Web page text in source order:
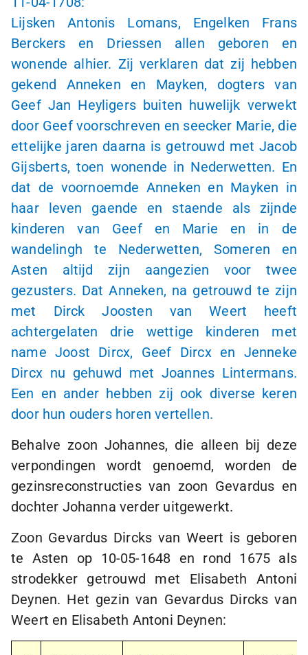
Lijsken Antonis Lomans, Engelken Frans
Berckers en Driessen allen geboren en
wonende alhier. Zij verklaren dat zij hebben
gekend Anneken en Mayken, dogters van
Geef Jan Heyligers buiten huwelijk verwekt
door Geef voorschreven en seecker Marie, die
ettelijke jaren daarna is getrouwd met Jacob
Gijsberts, toen wonende in Nederwetten. En
dat de voornoemde Anneken en Mayken in
haar leven gaende en staende als zijnde
kinderen van Geef en Marie en in de
wandelingh te Nederwetten, Someren en
Asten altijd zijn aangezien voor twee
gezusters. Dat Anneken, na getrouwd te zijn
met Dirck Joosten van Weert heeft
achtergelaten drie wettige kinderen met
name Joost Dircx, Geef Dircx en Jenneke
Dircx nu gehuwd met Joannes Lintermans.
Een en ander hebben zij ook diverse keren
door hun ouders horen vertellen.
Behalve zoon Johannes, die alleen bij deze
verpondingen wordt genoemd, worden de
gezinsreconstructies van zoon Gevardus en
dochter Johanna verder uitgewerkt.
Zoon Gevardus Dircks van Weert is geboren
te Asten op 10-05-1648 en rond 1675 als
strodekker getrouwd met Elisabeth Antoni
Deynen. Het gezin van Gevardus Dircks van
Weert en Elisabeth Antoni Deynen: